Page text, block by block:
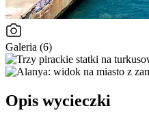
Galeria (6)
Opis wycieczki